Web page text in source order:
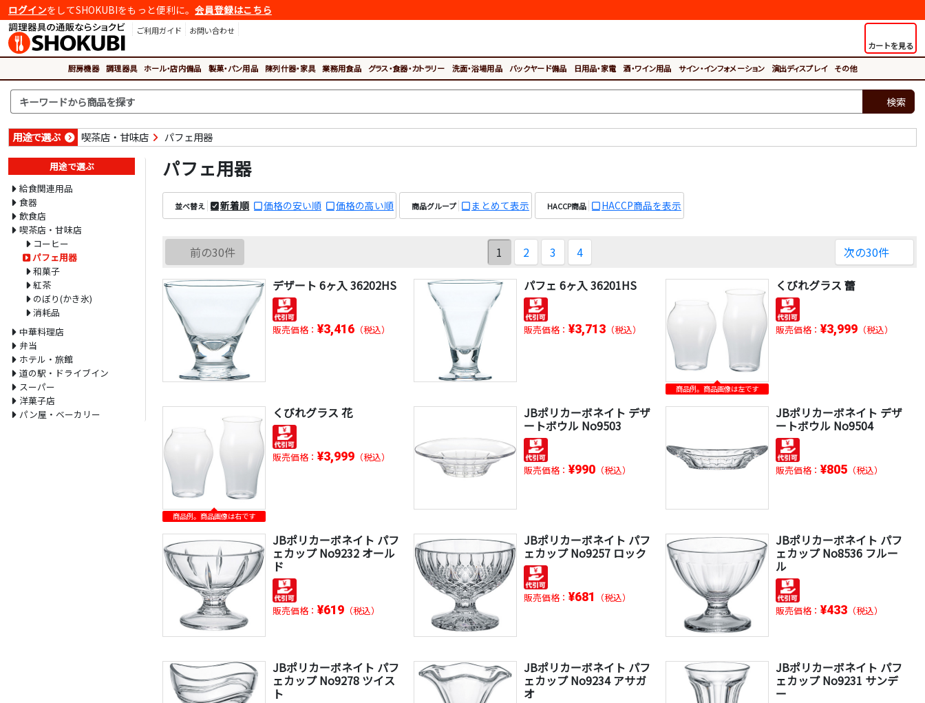
ログインをしてSHOKUBIをもっと便利に。 会員登録はこちら
ご利用ガイド
お問い合わせ
カートを見る
厨房機器 調理器具 ホール・店内備品 製菓・パン用品 陳列什器・家具 業務用食品 グラス・食器・カトラリー 洗面・浴場用品 バックヤード備品 日用品・家電 酒・ワイン用品 サイン・インフォメーション 演出ディスプレイ その他
検索
用途で選ぶ 喫茶店・甘味店 パフェ用器
パフェ用器
並べ替え 新着順 価格の安い順 価格の高い順 商品グループ まとめて表示 HACCP商品 HACCP商品を表示
前の30件 1 2 3 4
次の30件
デザート 6ヶ入 36202HS
販売価格： ¥3,416 （税込）
パフェ 6ヶ入 36201HS
販売価格：¥3,713 （税込）
商品例。商品画像は左です
くびれグラス 蕾
販売価格： ¥3,999（税込）
商品例。商品画像は右です
くびれグラス 花
販売価格： ¥3,999 （税込）
JBポリカーボネイト デザ
ートボウル No9503
販売価格：¥990 （税込）
JBポリカーボネイト デザ
ートボウル No9504
販売価格： ¥805（税込）
JBポリカーボネイト パフ
ェカップ No9232 オール
ド
販売価格： ¥619 （税込）
JBポリカーボネイト パフ
ェカップ No9257 ロック
販売価格：¥681 （税込）
JBポリカーボネイト パフ
ェカップ No8536 フルー
ル
販売価格： ¥433（税込）
JBポリカーボネイト パフ
ェカップ No9278 ツイス
ト
JBポリカーボネイト パフ
ェカップ No9234 アサガ
オ
JBポリカーボネイト パフ
ェカップ No9231 サンデ
ー
用途で選ぶ
給食関連用品
食器
飲食店
喫茶店・甘味店
コーヒー
パフェ用器
和菓子
紅茶
のぼり(かき氷)
消耗品
中華料理店
弁当
ホテル・旅館
道の駅・ドライブイン
スーパー
洋菓子店
パン屋・ベーカリー